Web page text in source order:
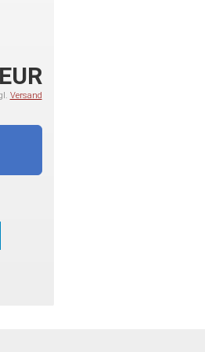
Versand